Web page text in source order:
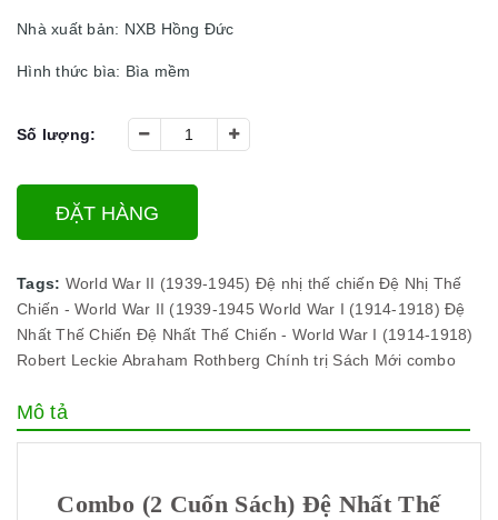
Nhà xuất bản: NXB Hồng Đức
Hình thức bìa: Bìa mềm
Số lượng:
ĐẶT HÀNG
Tags: World War II (1939-1945) Đệ nhị thế chiến Đệ Nhị Thế
Chiến - World War II (1939-1945 World War I (1914-1918) Đệ
Nhất Thế Chiến Đệ Nhất Thế Chiến - World War I (1914-1918)
Robert Leckie Abraham Rothberg Chính trị Sách Mới combo
Mô tả
Combo (2 Cuốn Sách) Đệ Nhất Thế